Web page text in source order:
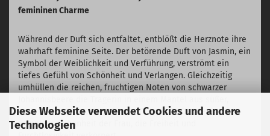
Diese Webseite verwendet Cookies und andere
Technologien
femininen Charme
Während der Duft sich entfaltet, entblößt die Herznote ihre
wahrhaft feminine Seite. Der betörende Duft von Jasmin, ein
Symbol der Weiblichkeit und Verführung, verströmt ein
tiefes Gefühl von Schönheit und Verlangen. Gleichzeitig
umhüllen die reichen, fruchtigen Noten von schwarzer
verbotener Versuchung. Dieser Teil des Duftes feiert die
komplexe Schönheit der Frau, die Freiheit und